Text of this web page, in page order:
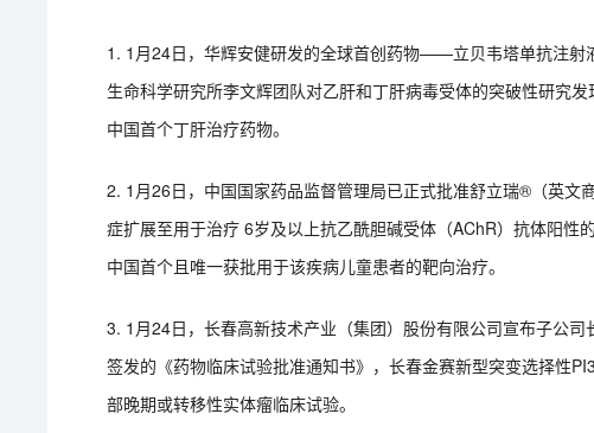
1. 1月24日，华辉安健研发的全球首创药物——立贝韦塔单抗注射
生命科学研究所李文辉团队对乙肝和丁肝病毒受体的突破性研究
中国首个丁肝治疗药物。
2. 1月26日，中国国家药品监督管理局已正式批准舒立瑞®（英
症扩展至用于治疗 6岁及以上抗乙酰胆碱受体（AChR）抗体阳
中国首个且唯一获批用于该疾病儿童患者的靶向治疗。
3. 1月24日，长春高新技术产业（集团）股份有限公司宣布子公
签发的《药物临床试验批准通知书》，长春金赛新型突变选择性
部晚期或转移性实体瘤临床试验。